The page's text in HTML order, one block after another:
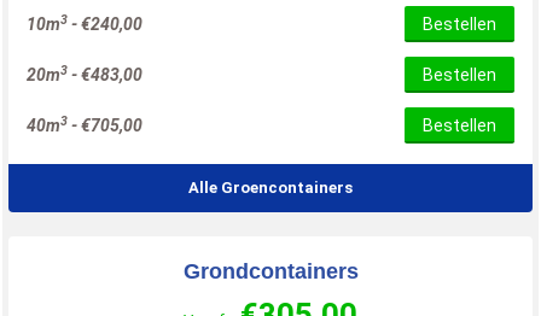
10m3 -€240,00 Bestellen
20m3 -€483,00 Bestellen
40m3 -€705,00 Bestellen
Alle Groencontainers
Grondcontainers